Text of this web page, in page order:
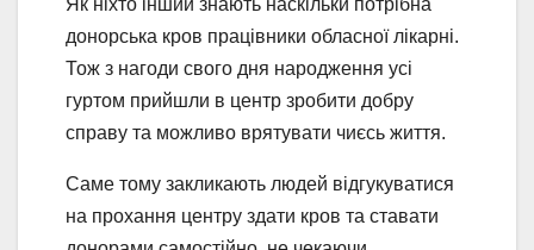
Як ніхто інший знають наскільки потрібна
донорська кров працівники обласної лікарні.
Тож з нагоди свого дня народження усі
гуртом прийшли в центр зробити добру
справу та можливо врятувати чиєсь життя.
Саме тому закликають людей відгукуватися
на прохання центру здати кров та ставати